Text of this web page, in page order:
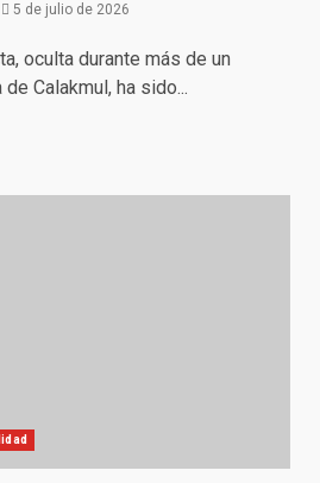
5 de julio de 2026
oculta durante más de un
Calakmul, ha sido...